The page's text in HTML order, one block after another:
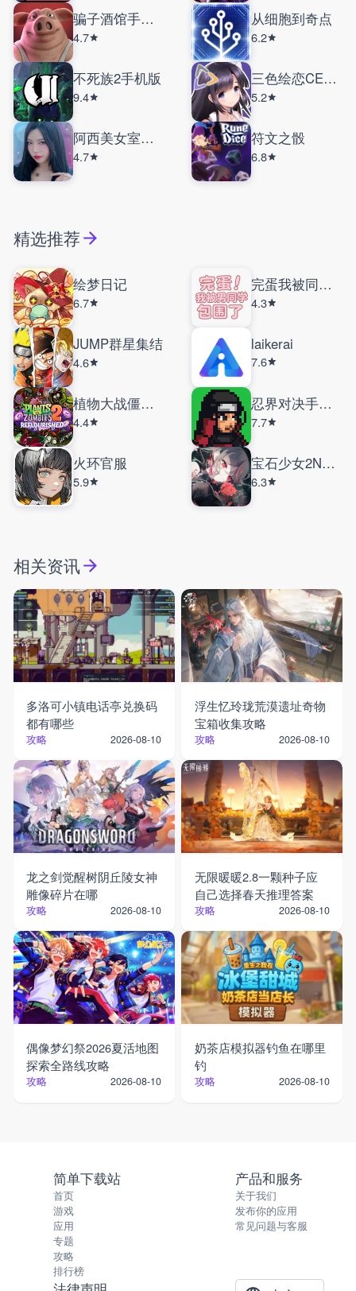
骗子酒馆手机版
4.7
从细胞到奇点
6.2
不死族2手机版
9.4
三色绘恋CE手机版
5.2
阿西美女室友竟然
4.7
符文之骰
6.8
精选推荐
绘梦日记
6.7
完蛋我被同学包围了手机版
4.3
JUMP群星集结
4.6
laikerai
7.6
植物大战僵尸返茂版
4.4
忍界对决手机版
7.7
火环官服
5.9
宝石少女2NDCut
6.3
相关资讯
多洛可小镇电话亭兑换码
都有哪些
攻略 2026-08-10
浮生忆玲珑荒漠遗址奇物
宝箱收集攻略
攻略 2026-08-10
龙之剑觉醒树阴丘陵女神
雕像碎片在哪
攻略 2026-08-10
无限暖暖2.8一颗种子应
自己选择春天推理答案
攻略 2026-08-10
偶像梦幻祭2026夏活地图
探索全路线攻略
攻略 2026-08-10
奶茶店模拟器钓鱼在哪里
钓
攻略 2026-08-10
简单下载站
首页
游戏
应用
专题
攻略
排行榜
产品和服务
关于我们
发布你的应用
常见问题与客服